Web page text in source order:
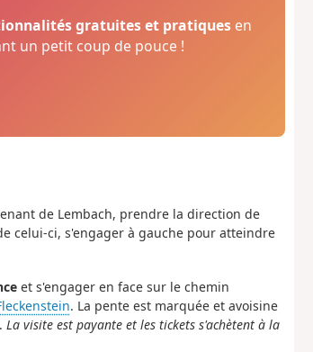
gratuites et pratiques en
un petit coup de pouce !
de Lembach, prendre la direction de
celui-ci, s'engager à gauche pour atteindre
et s'engager en face sur le chemin
. La pente est marquée et avoisine
La visite est payante et les tickets s'achètent à la